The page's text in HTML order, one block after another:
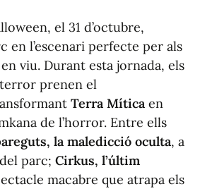
el 31 d’octubre,
en l’escenari perfecte per als
viu. Durant esta jornada, els
terror prenen el
Terra Mítica en
de l’horror. Entre ells
la maledicció oculta, a
parc; Cirkus, l’últim
macabre que atrapa els